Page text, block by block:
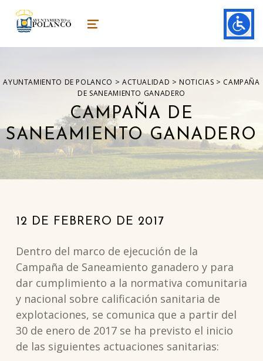
ayuntamiento de polanco
AYUNTAMIENTO DE POLANCO MENU
AYUNTAMIENTO DE POLANCO > ACTUALIDAD > NOTICIAS > CAMPAÑA
DE SANEAMIENTO GANADERO
CAMPAÑA DE
SANEAMIENTO GANADERO
12 DE FEBRERO DE 2017
Dentro del marco de ejecución de la
Campaña de Saneamiento ganadero y para
dar cumplimiento a la normativa comunitaria
y nacional sobre calificación sanitaria de
explotaciones, se comunica que a partir del
30 de enero de 2017 se ha previsto el inicio
de las siguientes actuaciones sanitarias: